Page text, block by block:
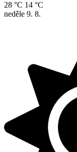
28 °C 14 °C
neděle 9. 8.